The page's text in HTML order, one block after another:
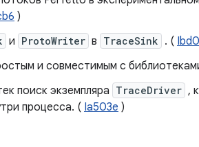
)
и ProtoWriter в TraceSink . (
и совместимым с
поиск экземпляра TraceDriver ,
процесса. ( Ia503e )